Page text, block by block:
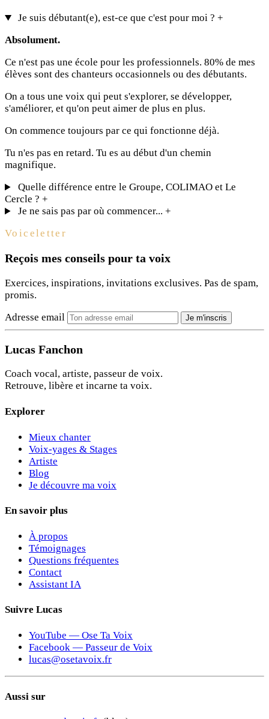
Je suis débutant(e), est-ce que c'est pour moi ?+
Absolument.
Ce n'est pas une école pour les professionnels. 80% de mes
élèves sont des chanteurs occasionnels ou des débutants.
On a tous une voix qui peut s'explorer, se développer,
s'améliorer, et qu'on peut aimer de plus en plus.
On commence toujours par ce qui fonctionne déjà.
Tu n'es pas en retard. Tu es au début d'un chemin
magnifique.
Quelle différence entre le Groupe, COLIMAO et Le
Cercle ? +
Je ne sais pas par où commencer...+
Voiceletter
Reçois mes conseils pour ta voix
Exercices, inspirations, invitations exclusives. Pas de spam,
promis.
Adresse email
Je m'inscris
Lucas Fanchon
Coach vocal, artiste, passeur de voix.
Retrouve, libère et incarne ta voix.
Explorer
Mieux chanter
Voix-yages & Stages
Artiste
Blog
Je découvre ma voix
En savoir plus
À propos
Témoignages
Questions fréquentes
Contact
Assistant IA
Suivre Lucas
YouTube — Ose Ta Voix
Facebook — Passeur de Voix
lucas@osetavoix.fr
Aussi sur